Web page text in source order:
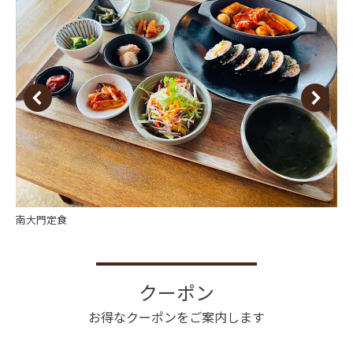
南大門定食
クーポン
お得なクーポンをご案内します